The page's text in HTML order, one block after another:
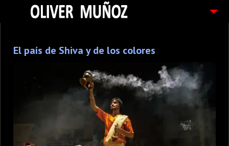
FOTOGRAFIAS
El país de Shiva y de los colores